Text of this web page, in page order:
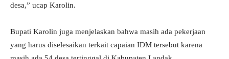
desa,” ucap Karolin.
Bupati Karolin juga menjelaskan bahwa masih ada pekerjaan
yang harus diselesaikan terkait capaian IDM tersebut karena